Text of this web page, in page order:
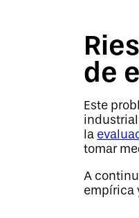
de
Este
industrial
la
tomar
A
empírica